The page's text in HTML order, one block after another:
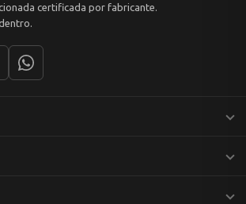
certificada por fabricante.